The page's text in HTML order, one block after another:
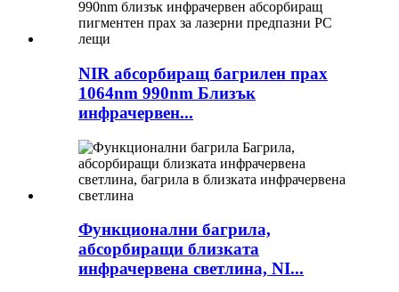
NIR абсорбиращ багрилен прах
1064nm 990nm Близък
инфрачервен...
Функционални багрила,
абсорбиращи близката
инфрачервена светлина, NI...